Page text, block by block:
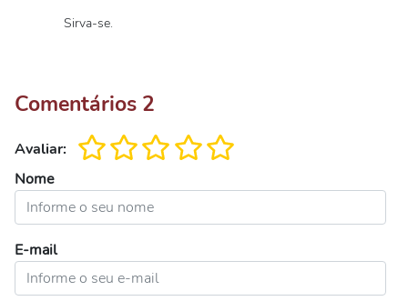
Sirva-se.
Comentários 2
Avaliar:
Nome
E-mail